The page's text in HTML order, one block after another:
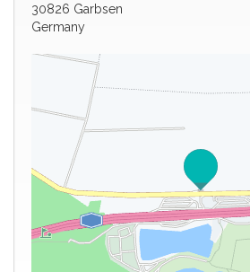
30826 Garbsen
Germany